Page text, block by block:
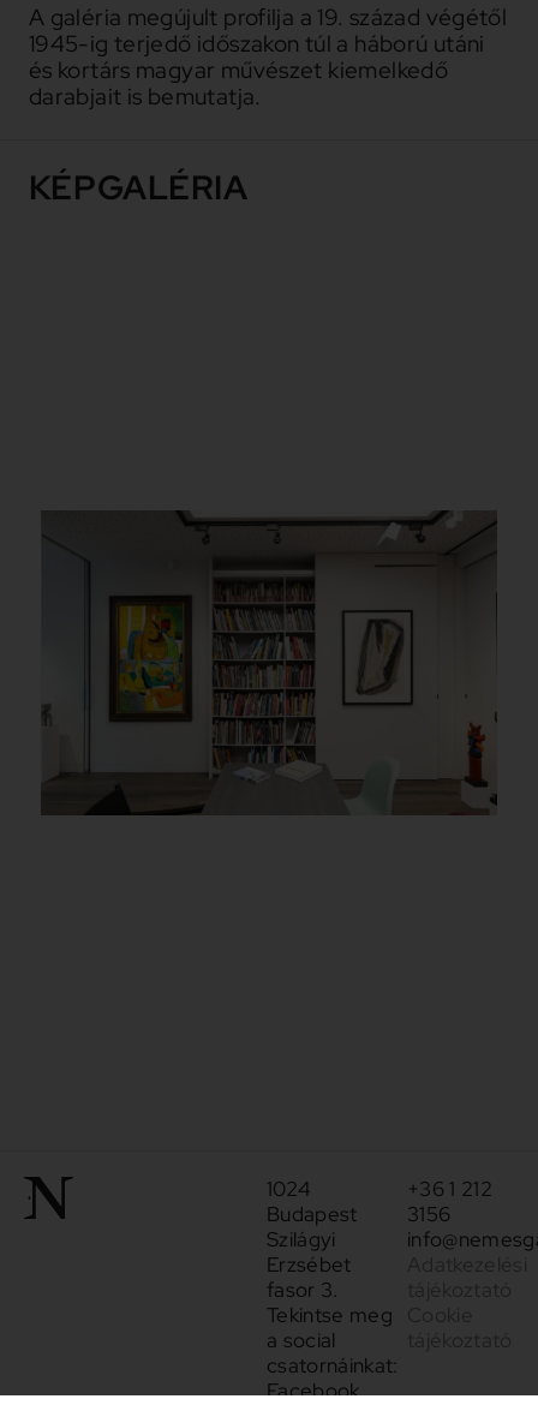
A galéria megújult profilja a 19. század végétől
1945-ig terjedő időszakon túl a háború utáni
és kortárs magyar művészet kiemelkedő
darabjait is bemutatja.
KÉPGALÉRIA
1024
Budapest
Szilágyi
Erzsébet
fasor 3.
Tekintse meg
a social
csatornáinkat:
Facebook
+36 1 212
3156